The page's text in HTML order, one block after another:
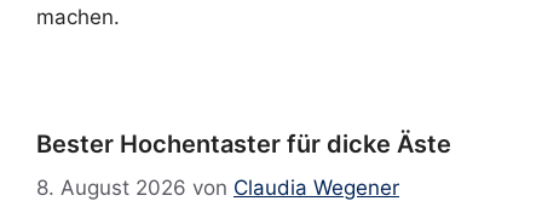
machen.
Bester Hochentaster für dicke Äste
8. August 2026 von Claudia Wegener